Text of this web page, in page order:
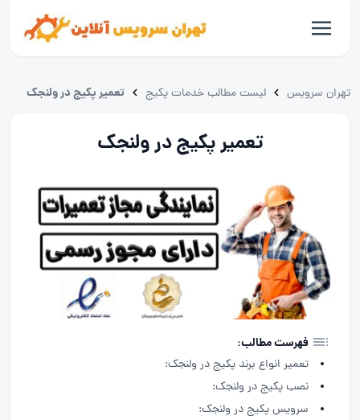
تهران سرویس لیست مطالب خدمات پکیج تعمیر پکیج در ولنجک
تعمیر پکیج در ولنجک
فهرست مطالب:
تعمیر انواع برند پکیج در ولنجک:
نصب پکیج در ولنجک:
سرویس پکیج در ولنجک: